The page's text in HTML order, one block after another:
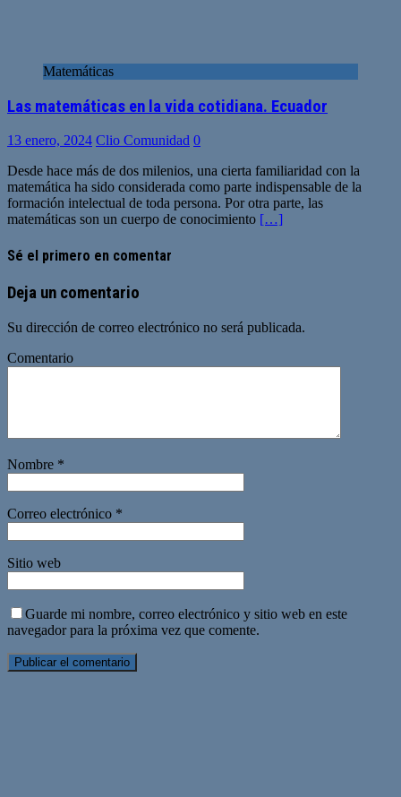
Matemáticas
Las matemáticas en la vida cotidiana. Ecuador
13 enero, 2024 Clio Comunidad 0
Desde hace más de dos milenios, una cierta familiaridad con la
matemática ha sido considerada como parte indispensable de la
formación intelectual de toda persona. Por otra parte, las
matemáticas son un cuerpo de conocimiento […]
Sé el primero en comentar
Deja un comentario
Su dirección de correo electrónico no será publicada.
Comentario
Nombre *
Correo electrónico *
Sitio web
Guarde mi nombre, correo electrónico y sitio web en este
navegador para la próxima vez que comente.